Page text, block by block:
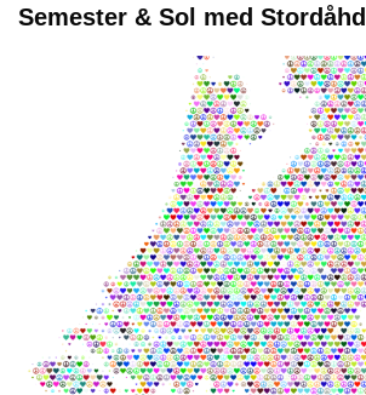
Semester & Sol med Stordåhd